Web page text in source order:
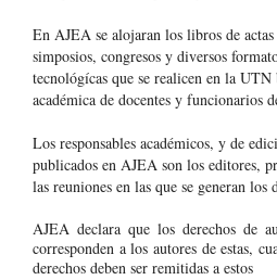
En AJEA se alojaran los libros de
simposios, congresos y diversos
tecnológícas que se realicen en la
académica de docentes y funcionarios
Los responsables académicos, y de
publicados en AJEA son los editores,
las reuniones en las que se generan los
AJEA declara que los derechos de
corresponden a los autores de estas,
derechos deben ser remitidas a estos